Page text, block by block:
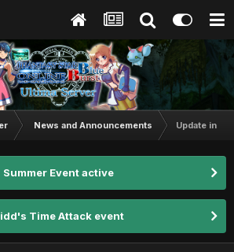
News and Announcements Update in
Summer Event active
Time Attack event